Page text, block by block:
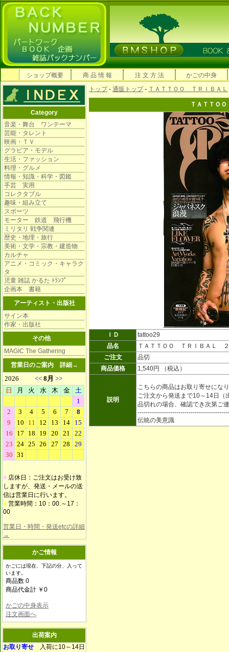
ショップ概要 商 品 情 報 注 文 方 法 かごの中身
Category
音楽・舞台 ワンテーマ
芸能・タレント
映画・ＴＶ
グラビア・モデル
生活・ファッション
料理・グルメ
情報・知識・科学・図鑑
手芸 実用
コレクタブル
趣味・組み立て
スポーツ
モーター 鉄道 飛行機
ミリタリ 戦争関連
歴史・地理・旅行
美術・文学・宗教・建造物
カルチャ
アニメ・コミック・キャラク
タ
児童 雑誌 かるた ﾄﾗﾝﾌﾟ
企画本 書籍
アーティスト・出版社
サイン本
作家・出版社
その他
MAGIC The Gathering
営業日のご案内 詳細→
■ 店休日：ご注文はお受け致
しますが、発送・メールの送
信は営業日に行います。
■ 営業時間：10：00.～17：
00
営業日・時間・発送etcの詳細
→
かご情報
かごには現在、下記の分、入って
います。
商品数 0
商品代金計 ￥0
かごの中身表示
注文画面へ
出荷案内
お取り寄せ 入荷に10～14日
トップ- 通販トップ- ＴＡＴＴＯＯ ＴＲＩＢＡＬ
ＴＡＴＴＯ
ＩＤ
tattoo29
品名
ＴＡＴＴＯＯ ＴＲＩＢＡＬ
ご注文
品切
商品価格
1,540円 （税込）
説明
こちらの商品はお取り寄せにな
ご注文から発送まで10～14日（
品切れの場合、確認でき次第ご
伝統の美意識